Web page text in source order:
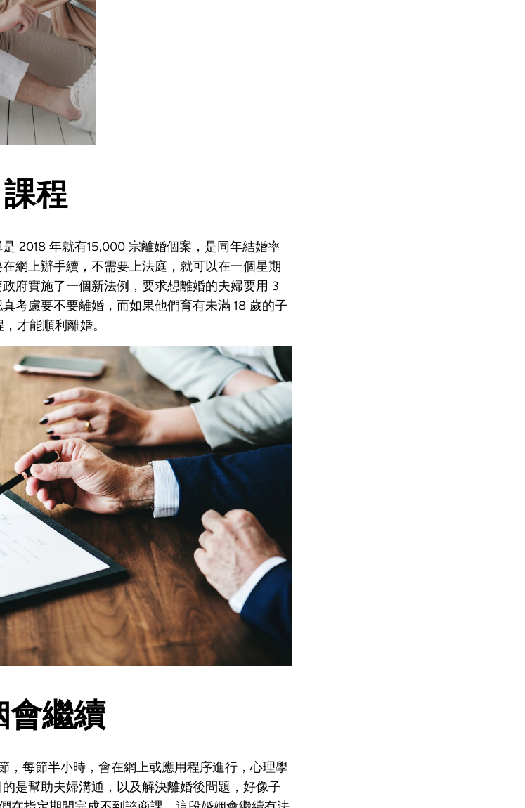
程
2018 年就有15,000 宗離婚個案，是同年結婚率
網上辦手續，不需要上法庭，就可以在一個星期
府實施了一個新法例，要求想離婚的夫婦要用 3
考慮要不要離婚，而如果他們育有未滿 18 歲的子
才能順利離婚。
會繼續
，每節半小時，會在網上或應用程序進行，心理學
是幫助夫婦溝通，以及解決離婚後問題，好像子